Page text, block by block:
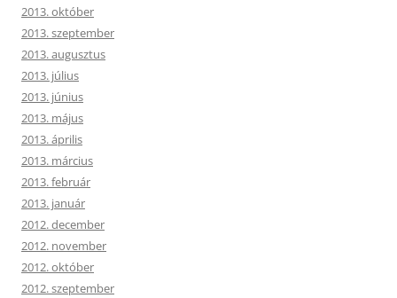
2013. október
2013. szeptember
2013. augusztus
2013. július
2013. június
2013. május
2013. április
2013. március
2013. február
2013. január
2012. december
2012. november
2012. október
2012. szeptember